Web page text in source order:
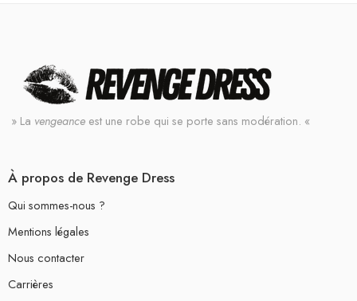
» La vengeance est une robe qui se porte sans modération. «
À propos de Revenge Dress
Qui sommes-nous ?
Mentions légales
Nous contacter
Carrières